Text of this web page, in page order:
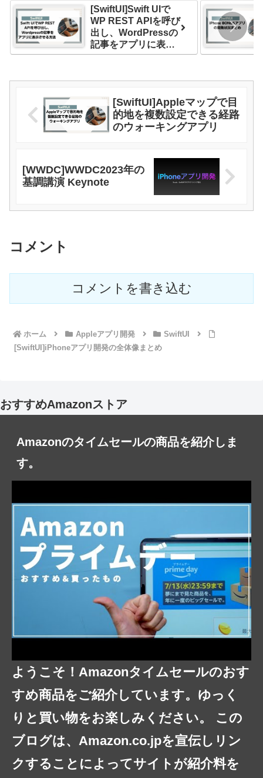
[SwiftUI]Swift UIで
WP REST APIを呼び
出し、WordPressの
記事をアプリに表示
させる方法
[SwiftUI]Appleマップで目
的地を複数設定できる経路
のウォーキングアプリ
[WWDC]WWDC2023年の
基調講演 Keynote
コメント
コメントを書き込む
ホーム Appleアプリ開発
SwiftUI
[SwiftUI]iPhoneアプリ開発の全体像まとめ
おすすめAmazonストア
Amazonのタイムセールの商品を紹介しま
す。
ようこそ！Amazonタイムセールのおす
すめ商品をご紹介しています。ゆっく
りと買い物をお楽しみください。 この
ブログは、Amazon.co.jpを宣伝しリン
クすることによってサイトが紹介料を